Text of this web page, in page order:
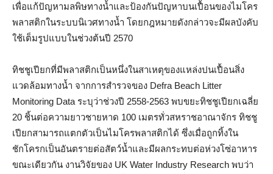
เพื่อแก้ปัญหามลพิษทางน้ำและป้องกันปัญหาบนเปื้อนของไมโคร
พลาสติกในระบบนิเวศทางน้ำ โดยกฎหมายดังกล่าวจะมีผลบังคับ
ใช้เต็มรูปแบบในช่วงต้นปี 2570
ทิชชูเปียกที่มีพลาสติกเป็นหนึ่งในสาเหตุของแหล่งปนเปื้อนสิ่ง
แวดล้อมทางน้ำ จากการสำรวจของ Defra Beach Litter
Monitoring Data ระบุว่าช่วงปี 2558-2563 พบขยะทิชชูเปียกเฉลี่ย
20 ชิ้นต่อความยาวชายหาด 100 เมตรทั่วสหราชอาณาจักร ทิชชู
เปียกสามารถแตกตัวเป็นไมโครพลาสติกได้ ซึ่งเมื่อถูกทิ้งใน
ชักโครกเป็นอันตรายต่อสัตว์น้ำและมีผลกระทบต่อห่วงโซ่อาหาร
ขณะเดียวกัน งานวิจัยของ UK Water Industry Research พบว่า